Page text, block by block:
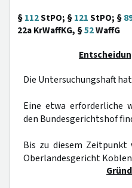
§112StPO; §121StPO; §
22a KrWaffKG, §52WaffG
Die Untersuchungshaft
Eine etwa erforderliche
den Bundesgerichtshof
Bis zu diesem Zeitpunkt
Oberlandesgericht